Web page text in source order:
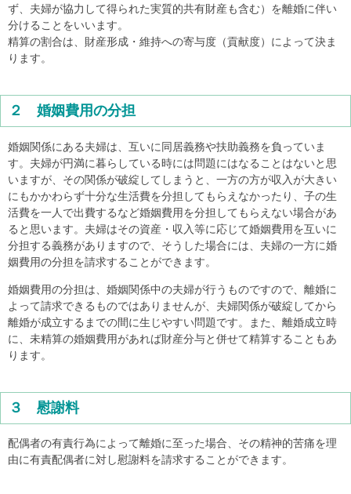
ず、夫婦が協力して得られた実質的共有財産も含む）を離婚に伴い
分けることをいいます。
精算の割合は、財産形成・維持への寄与度（貢献度）によって決ま
ります。
２ 婚姻費用の分担
婚姻関係にある夫婦は、互いに同居義務や扶助義務を負っていま
す。夫婦が円満に暮らしている時には問題にはなることはないと思
いますが、その関係が破綻してしまうと、一方の方が収入が大きい
にもかかわらず十分な生活費を分担してもらえなかったり、子の生
活費を一人で出費するなど婚姻費用を分担してもらえない場合があ
ると思います。夫婦はその資産・収入等に応じて婚姻費用を互いに
分担する義務がありますので、そうした場合には、夫婦の一方に婚
姻費用の分担を請求することができます。
婚姻費用の分担は、婚姻関係中の夫婦が行うものですので、離婚に
よって請求できるものではありませんが、夫婦関係が破綻してから
離婚が成立するまでの間に生じやすい問題です。また、離婚成立時
に、未精算の婚姻費用があれば財産分与と併せて精算することもあ
ります。
３ 慰謝料
配偶者の有責行為によって離婚に至った場合、その精神的苦痛を理
由に有責配偶者に対し慰謝料を請求することができます。